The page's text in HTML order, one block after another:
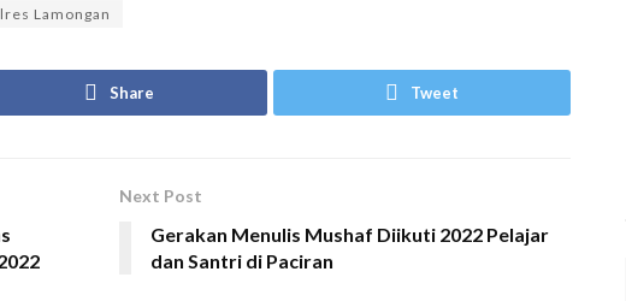
Lamongan
Share Tweet
Next Post
Gerakan Menulis Mushaf Diikuti 2022 Pelajar
dan Santri di Paciran